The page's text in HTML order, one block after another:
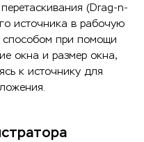
(Drag-n-
источника в рабочую
способом при помощи
окна и размер окна,
к источнику для